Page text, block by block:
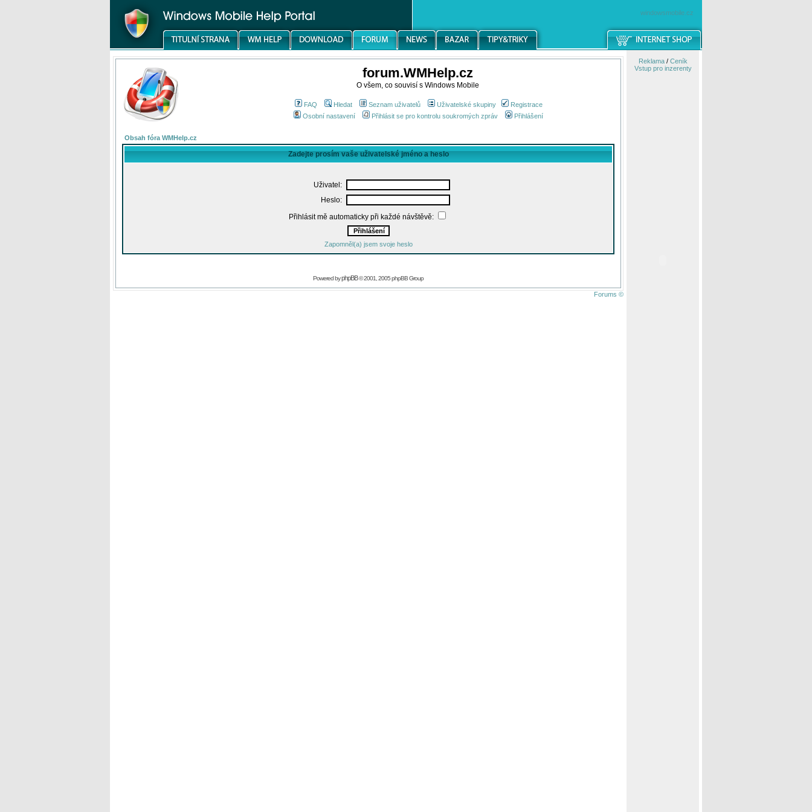
windowsmobile.cz
forum.WMHelp.cz
O všem, co souvisí s Windows Mobile
FAQ Hledat Seznam uživatelů Uživatelské skupiny
Registrace
Osobní nastavení
Přihlásit se pro kontrolu soukromých zpráv Přihlášení
Obsah fóra WMHelp.cz
Zadejte prosím vaše uživatelské jméno a heslo
Uživatel:
Heslo:
Přihlásit mě automaticky při každé návštěvě:
Zapomněl(a) jsem svoje heslo
Powered byphpBB© 2001, 2005 phpBB Group
Forums ©
Reklama/ Ceník
Vstup pro inzerenty